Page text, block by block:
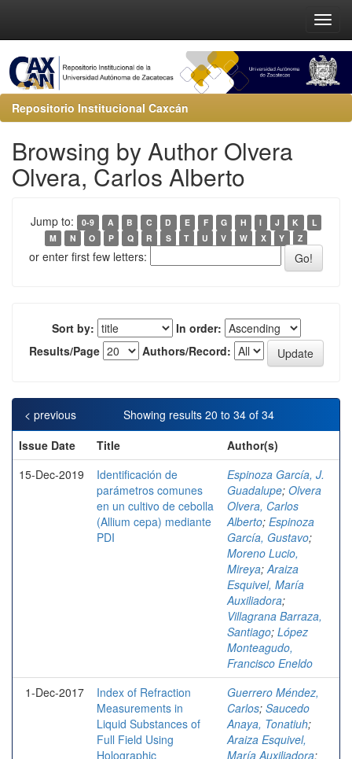
Repositorio Institucional Caxcán
Browsing by Author Olvera
Olvera, Carlos Alberto
Jump to: 0-9 A B C D E F G H I J K
L
M
N O P Q R S T U V W X Y Z
or enter first few letters:
Sort by:
In order:
Results/Page
Authors/Record:
Showing results 20 to 34 of 34
< previous
Issue Date
Title
Author(s)
15-Dec-2019
Identificación de
parámetros comunes
en un cultivo de cebolla
(Allium cepa) mediante
PDI
Espinoza García, J.
Guadalupe; Olvera
Olvera, Carlos
Alberto; Espinoza
García, Gustavo;
Moreno Lucio,
Mireya; Araiza
Esquivel, María
Auxiliadora;
Villagrana Barraza,
Santiago; López
Monteagudo,
Francisco Eneldo
1-Dec-2017
Index of Refraction
Measurements in
Liquid Substances of
Full Field Using
Holographic
Guerrero Méndez,
Carlos; Saucedo
Anaya, Tonatiuh;
Araiza Esquivel,
María Auxiliadora;